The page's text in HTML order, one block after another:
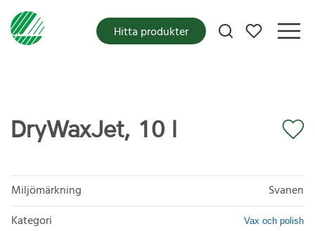
Mina favoriter
Hitta produkter
DryWaxJet, 10 l
Miljömärkning
Svanen
Kategori
Vax och polish